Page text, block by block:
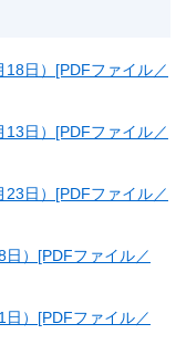
日）[PDFファイル／
日）[PDFファイル／
日）[PDFファイル／
）[PDFファイル／
）[PDFファイル／